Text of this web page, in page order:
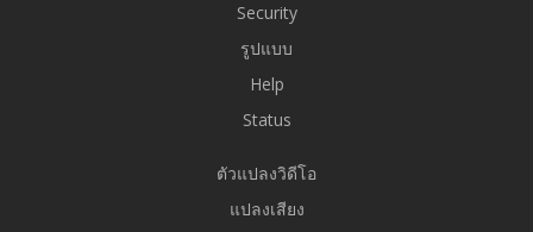
Security
รูปแบบ
Help
Status
ตัวแปลงวิดีโอ
แปลงเสียง